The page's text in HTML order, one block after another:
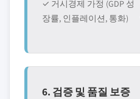
✓ 거시경제 가정 (GDP 성
장률, 인플레이션, 통화)
6. 검증 및 품질 보증